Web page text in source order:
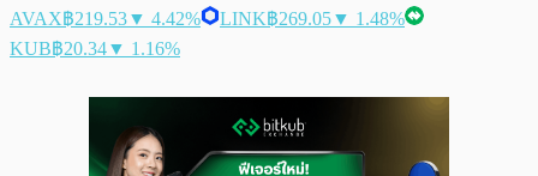
AVAX฿219.53▼ 4.42% LINK฿269.05▼ 1.48%
KUB฿20.34▼ 1.16%